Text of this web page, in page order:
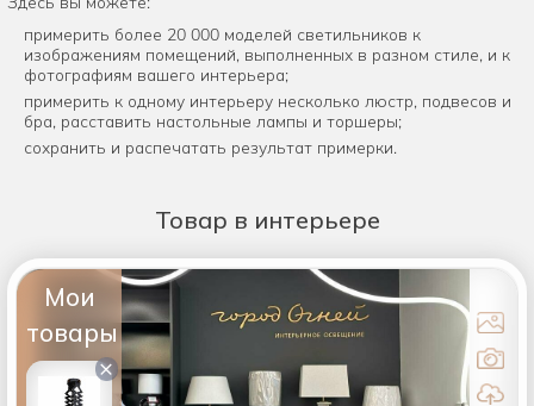
примерить более 20 000 моделей светильников к
изображениям помещений, выполненных в разном стиле, и к
фотографиям вашего интерьера;
примерить к одному интерьеру несколько люстр, подвесов и
бра, расставить настольные лампы и торшеры;
сохранить и распечатать результат примерки.
Товар в интерьере
Мои
товары
×